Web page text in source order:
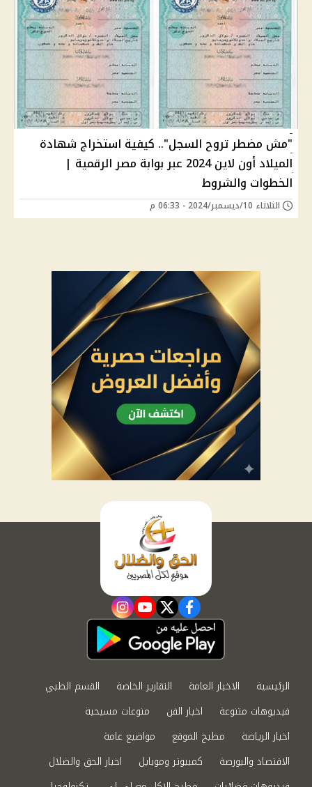
"مش مضطر تروح السجل".. كيفية استخراج شهادة
الميلاد أون لاين 2024 عبر بوابة مصر الرقمية |
الخطوات والشروط
الثلاثاء 10/ديسمبر/2024 - 06:33 م
facebook
twitter
youtube
instagram
الرئيسية الاخبار العامة التقارير الخاصة
القسم الطبي
فيديوهات متنوعة
اخبار الفن
منوعات مسيحية
اخبار الرياضة
مطبخ الموقع
مواضيع عامة
الاقتصاد والبورصة
كمبيوتر وموبايل
اخبار الحق والضلال